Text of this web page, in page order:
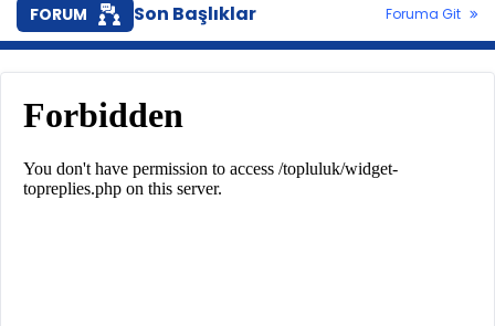
FORUM Son Başlıklar Foruma Git